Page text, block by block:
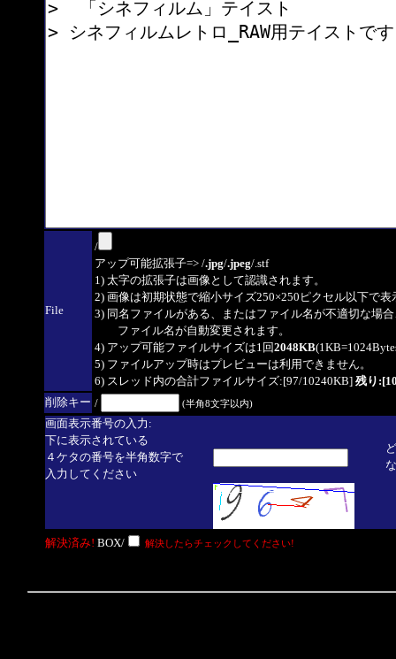
File
/
アップ可能拡張子=> /.jpg/.jpeg/.stf
1) 太字の拡張子は画像として認識されます。
2) 画像は初期状態で縮小サイズ250×250ピクセル以下で表
3) 同名ファイルがある、またはファイル名が不適切な場
ファイル名が自動変更されます。
4) アップ可能ファイルサイズは1回2048KB
5) ファイルアップ時はプレビューは利用できません。
6) スレッド内の合計ファイルサイズ:[97/10240KB] 残り
削除キー / (半角8文字以内)
画面表示番号の入力:
下に表示されている
４ケタの番号を半角数字で
入力してください
解決済み! BOX/ 解決したらチェックしてください!